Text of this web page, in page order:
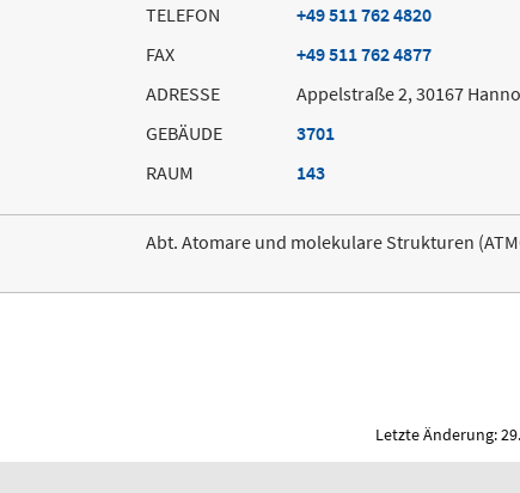
TELEFON
+49 511 762 4820
FAX
+49 511 762 4877
ADRESSE
Appelstraße 2, 30167
GEBÄUDE
3701
RAUM
143
Abt. Atomare und molekulare Strukturen
Letzte Änderung: